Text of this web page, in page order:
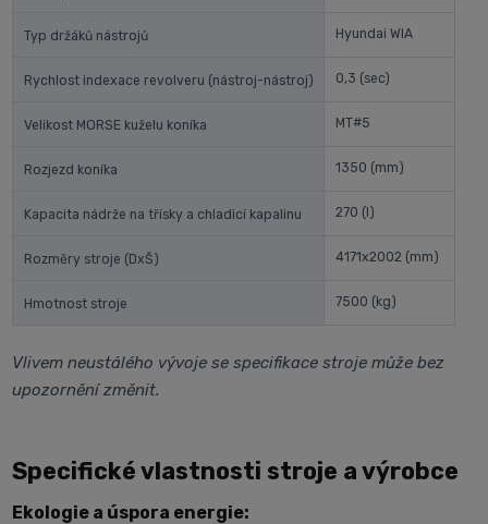
Typ držáků nástrojů Hyundai WIA
Rychlost indexace revolveru (nástroj-nástroj) 0,3 (sec)
Velikost MORSE kuželu koníka MT#5
Rozjezd koníka 1350 (mm)
Kapacita nádrže na třísky a chladicí kapalinu 270 (l)
Rozměry stroje (DxŠ) 4171x2002 (mm)
Hmotnost stroje 7500 (kg)
Vlivem neustálého vývoje se specifikace stroje může bez
upozornění změnit.
Specifické vlastnosti stroje a výrobce
Ekologie a úspora energie: